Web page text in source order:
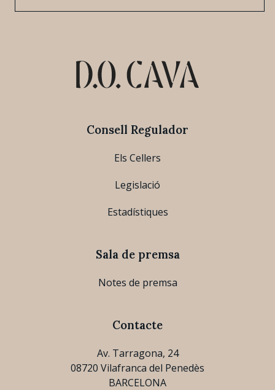
Consell Regulador
Els Cellers
Legislació
Estadístiques
Sala de premsa
Notes de premsa
Contacte
Av. Tarragona, 24
08720 Vilafranca del Penedès
BARCELONA